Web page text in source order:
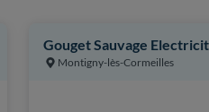
Gouget Sauvage
Montigny-lès-Cormeilles